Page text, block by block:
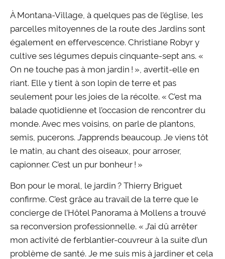
À Montana-Village, à quelques pas de l’église, les
parcelles mitoyennes de la route des Jardins sont
également en effervescence. Christiane Robyr y
cultive ses légumes depuis cinquante-sept ans. «
On ne touche pas à mon jardin ! », avertit-elle en
riant. Elle y tient à son lopin de terre et pas
seulement pour les joies de la récolte. « C’est ma
balade quotidienne et l’occasion de rencontrer du
monde. Avec mes voisins, on parle de plantons,
semis, pucerons. J’apprends beaucoup. Je viens tôt
le matin, au chant des oiseaux, pour arroser,
capionner. C’est un pur bonheur ! »
Bon pour le moral, le jardin ? Thierry Briguet
confirme. C’est grâce au travail de la terre que le
concierge de l’Hôtel Panorama à Mollens a trouvé
sa reconversion professionnelle. « J’ai dû arrêter
mon activité de ferblantier-couvreur à la suite d’un
problème de santé. Je me suis mis à jardiner et cela